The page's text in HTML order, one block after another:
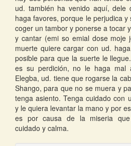
ud. también ha venido aquí, dele
haga favores, porque le perjudica
coger un tambor y ponerse a tocar
y cantar (emi so emial dose moje
muerte quiere cargar con ud.
posible para que la suerte le
es su perdición, no le haga mal
Elegba, ud. tiene que rogarse la
Shango, para que no se muera y
tenga asiento. Tenga cuidado con
y le quiera levantar la mano y por
es por causa de la miseria
cuidado y calma.